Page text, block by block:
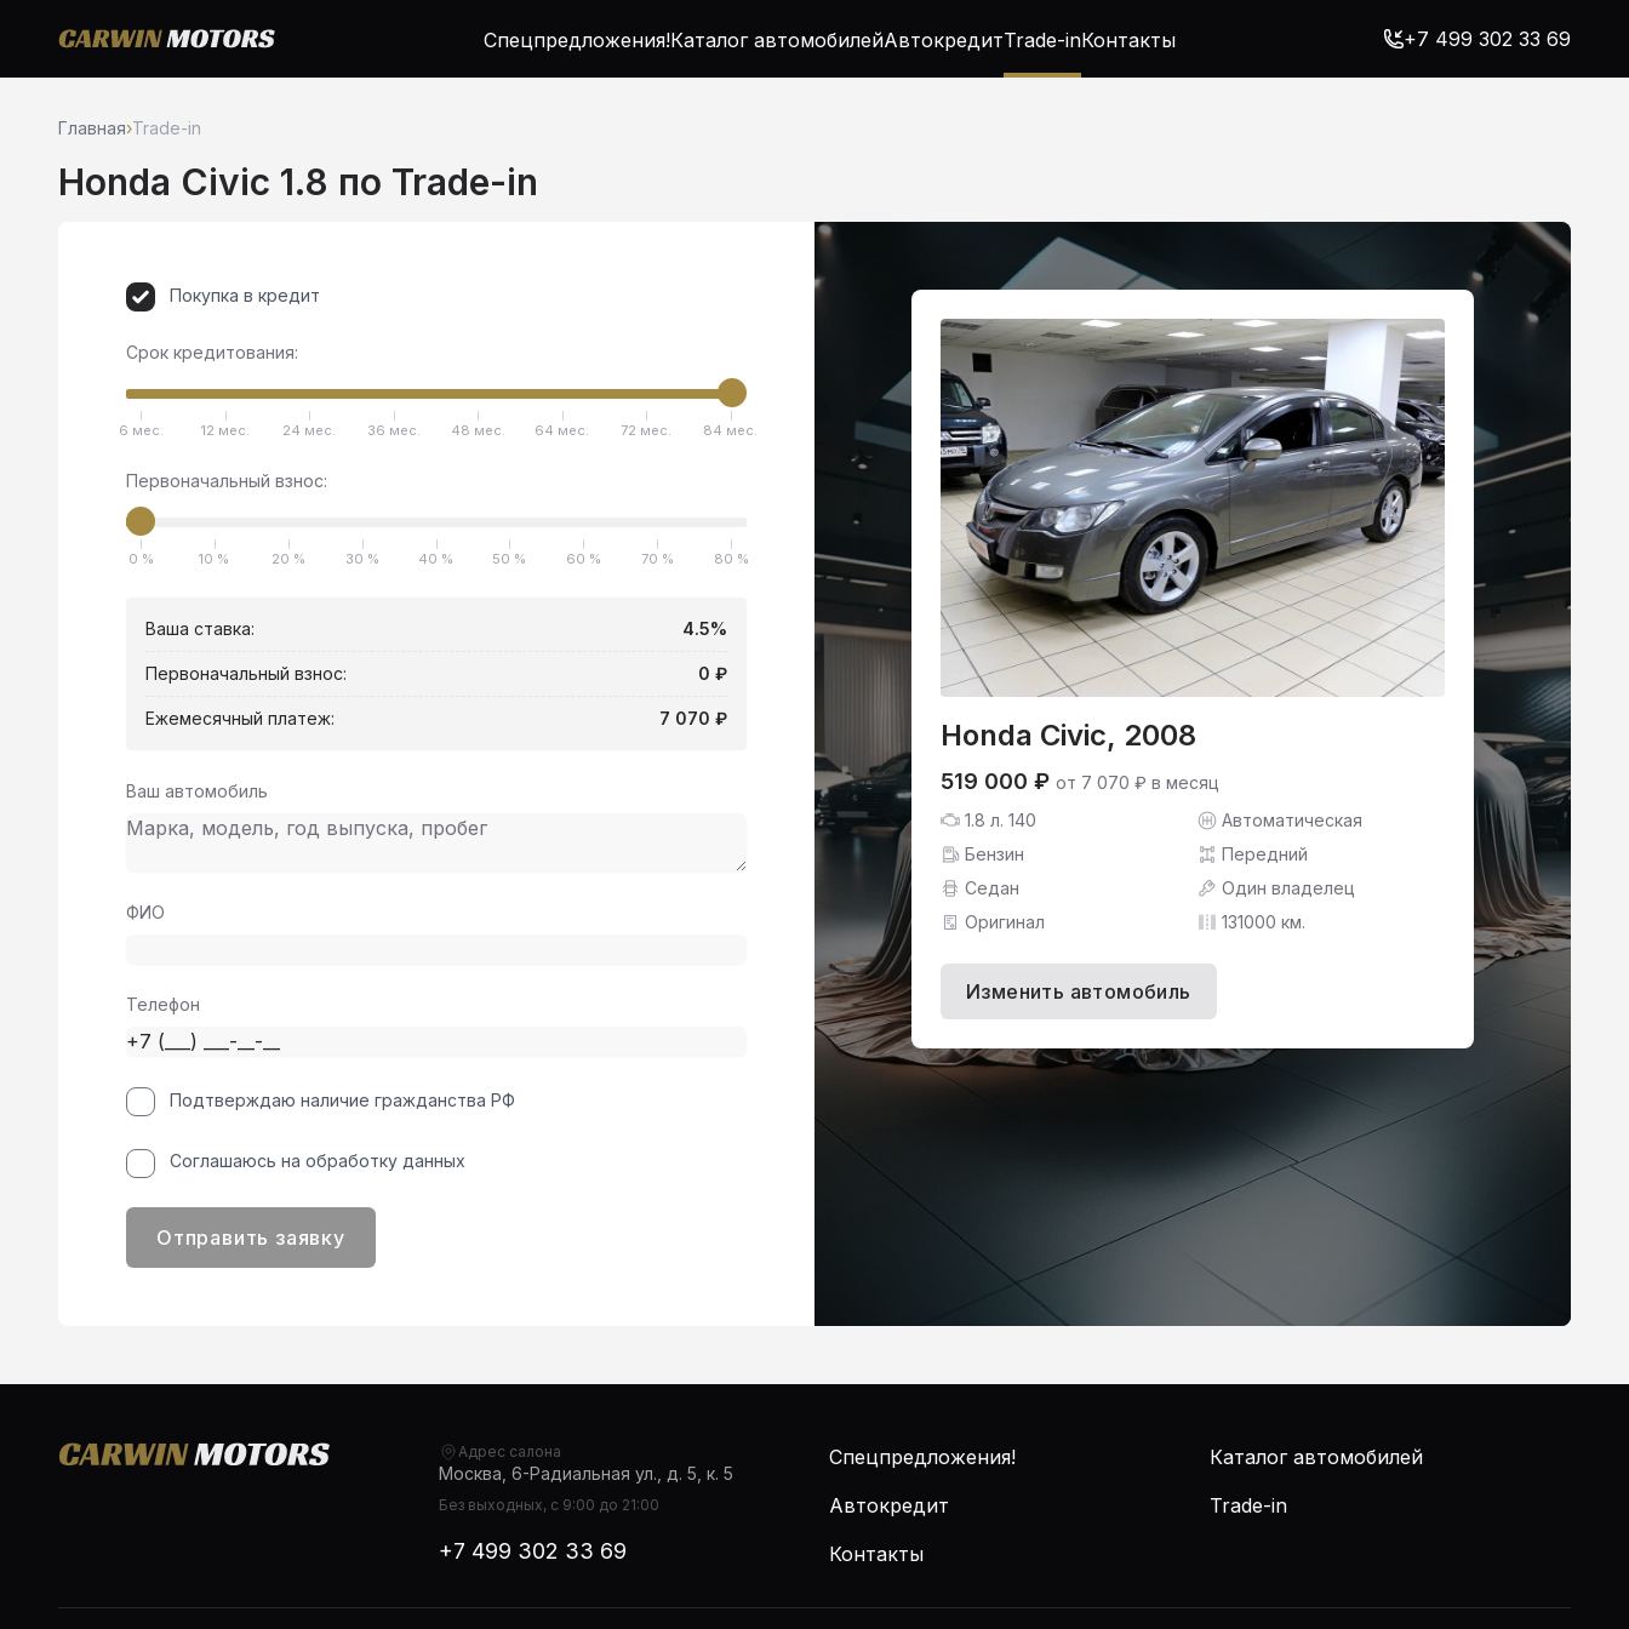
Спецпредложения!Каталог автомобилейАвтокредитTrade-inКонтакты +7 499 302 33 69
Главная›Trade-in
Honda Civic 1.8 по Trade-in
Honda Civic, 2008
519 000 ₽ от 7 070 ₽ в месяц
1.8 л. 140
Автоматическая
Бензин
Передний
Седан
Один владелец
Оригинал
131000 км.
Изменить автомобиль
Покупка в кредит
Срок кредитования:
6 мес. 12 мес. 24 мес. 36 мес. 48 мес. 64 мес. 72 мес. 84 мес.
Первоначальный взнос:
0 % 10 % 20 % 30 % 40 % 50 % 60 % 70 % 80 %
Ваша ставка: 4.5%
Первоначальный взнос: 0 ₽
Ежемесячный платеж: 7 070 ₽
Ваш автомобиль
ФИО
Телефон
Подтверждаю наличие гражданства РФ
Соглашаюсь на обработку данных
Отправить заявку
Адрес салона
Москва, 6-Радиальная ул., д. 5, к. 5
Без выходных, с 9:00 до 21:00
+7 499 302 33 69
Спецпредложения!
Каталог автомобилей
Автокредит
Trade-in
Контакты